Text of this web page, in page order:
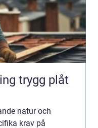
natur och
krav på